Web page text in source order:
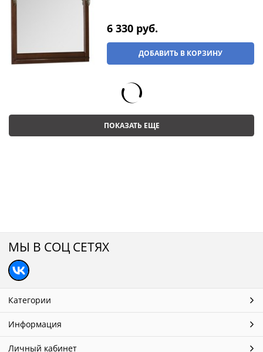
6 330 руб.
ДОБАВИТЬ В КОРЗИНУ
ПОКАЗАТЬ ЕЩЕ
МЫ В СОЦ СЕТЯХ
Категории
Информация
Личный кабинет